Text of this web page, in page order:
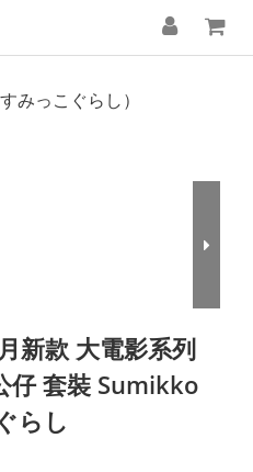
みっこぐらし）
新款 大電影系列
仔 套裝 Sumikko
らし